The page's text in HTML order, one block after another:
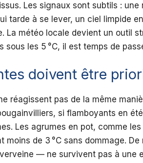
Les signaux sont subtils :
tarde à se lever, un ciel limpide
La météo locale devient un outil
sous les 5 °C, il est temps de
doivent être
réagissent pas de la même
si flamboyants en
Les agrumes en pot, comme
moins de 3 °C sans dommage.
— ne survivent pas à une